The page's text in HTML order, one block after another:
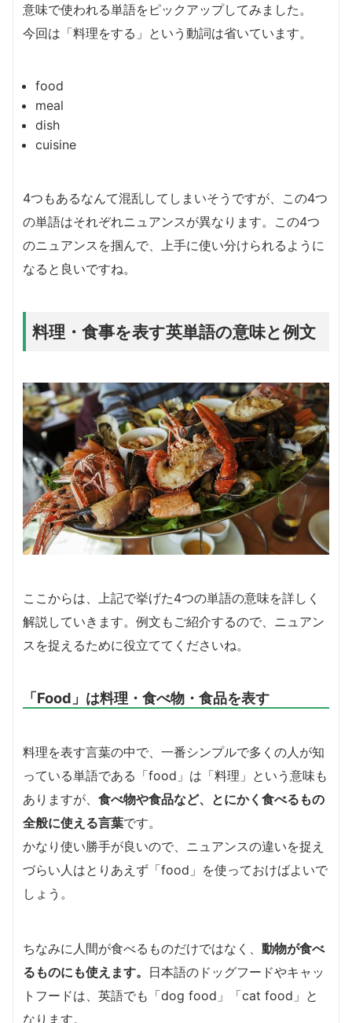
意味で使われる単語をピックアップしてみました。
今回は「料理をする」という動詞は省いています。
food
meal
dish
cuisine
4つもあるなんて混乱してしまいそうですが、この4つ
の単語はそれぞれニュアンスが異なります。この4つ
のニュアンスを掴んで、上手に使い分けられるように
なると良いですね。
料理・食事を表す英単語の意味と例文
ここからは、上記で挙げた4つの単語の意味を詳しく
解説していきます。例文もご紹介するので、ニュアン
スを捉えるために役立ててくださいね。
「Food」は料理・食べ物・食品を表す
料理を表す言葉の中で、一番シンプルで多くの人が知
っている単語である「food」は「料理」という意味も
ありますが、 食べ物や食品など、とにかく食べるもの
全般に使える言葉です。
かなり使い勝手が良いので、ニュアンスの違いを捉え
づらい人はとりあえず「food」を使っておけばよいで
しょう。
ちなみに人間が食べるものだけではなく、 動物が食べ
るものにも使えます。 日本語のドッグフードやキャッ
トフードは、英語でも「dog food」「cat food」と
なります。